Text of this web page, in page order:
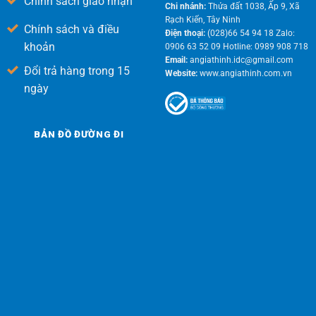
Chính sách và điều
khoản
Đổi trả hàng trong 15
ngày
Chi nhánh: Thửa đất 1038, Ấp 9, Xã
Rạch Kiến, Tây Ninh
Điện thoại:(028)66 54 94 18 Zalo:
0906 63 52 09 Hotline: 0989 908 718
Email:angiathinh.idc@gmail.com
Website:www.angiathinh.com.vn
BẢN ĐỒ ĐƯỜNG ĐI